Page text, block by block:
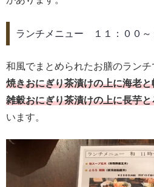
ランチメニュー １１：００～
和風でまとめられたお膳のランチ
焼きおにぎり茶漬けの上に海老と
雑穀おにぎり茶漬けの上に長芋
います。